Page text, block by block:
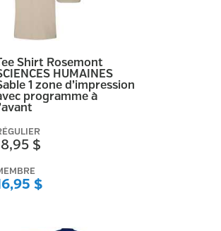
Shirt Rosemont
HUMAINES
1 zone d’impression
programme à
l’avant
$
$